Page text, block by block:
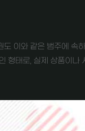
이와 같은 범주에 속
형태로, 실제 상품이나